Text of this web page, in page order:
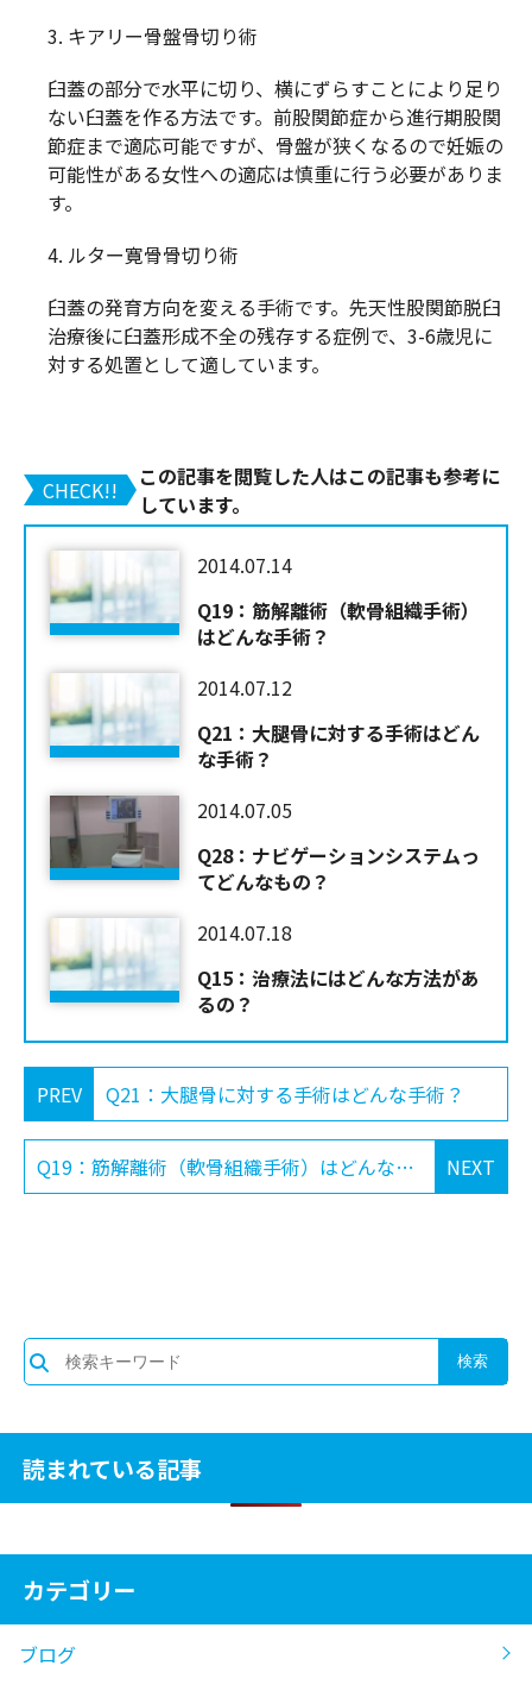
3. キアリー骨盤骨切り術
臼蓋の部分で水平に切り、横にずらすことにより足り
ない臼蓋を作る方法です。前股関節症から進行期股関
節症まで適応可能ですが、骨盤が狭くなるので妊娠の
可能性がある女性への適応は慎重に行う必要がありま
す。
4. ルター寛骨骨切り術
臼蓋の発育方向を変える手術です。先天性股関節脱臼
治療後に臼蓋形成不全の残存する症例で、3-6歳児に
対する処置として適しています。
CHECK!!
この記事を閲覧した人はこの記事も参考に
しています。
2014.07.14
Q19：筋解離術（軟骨組織手術）
はどんな手術？
2014.07.12
Q21：大腿骨に対する手術はどん
な手術？
2014.07.05
Q28：ナビゲーションシステムっ
てどんなもの？
2014.07.18
Q15：治療法にはどんな方法があ
るの？
PREV Q21：大腿骨に対する手術はどんな手術？
NEXT
Q19：筋解離術（軟骨組織手術）はどんな手術？
読まれている記事
カテゴリー
ブログ